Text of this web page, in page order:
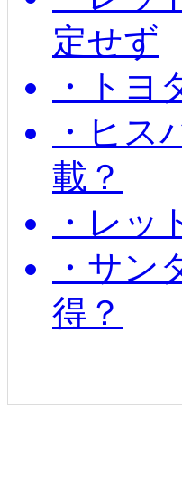
定せず
・トヨ
・ヒス
載？
・レッ
・サン
得？